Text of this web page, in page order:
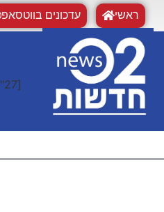
ראשי עדכונים בווטסאפ
[the_ad_group id="27"]